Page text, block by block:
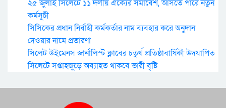
২৫ জুলাই সিলেটে ১১ দলীয় ঐক্যের সমাবেশ, আসতে পারে নতুন
কর্মসুচী
সিসিকের প্রধান নির্বাহী কর্মকর্তার নাম ব্যবহার করে অনুদান
দেওয়ার নামে প্রতারণা
সিলেট উইমেনস জার্নালিস্ট ক্লাবের চতুর্থ প্রতিষ্ঠাবার্ষিকী উদযাপিত
সিলেটে সপ্তাহজুড়ে অব্যাহত থাকবে ভারী বৃষ্টি